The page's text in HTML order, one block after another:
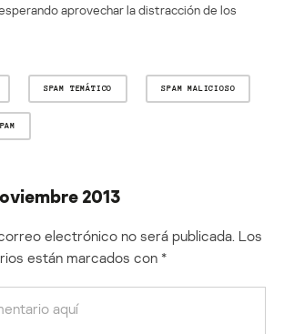
aprovechar la distracción de los
SPAM TEMÁTICO SPAM MALICIOSO
2013
electrónico no será publicada. Los
están marcados con *